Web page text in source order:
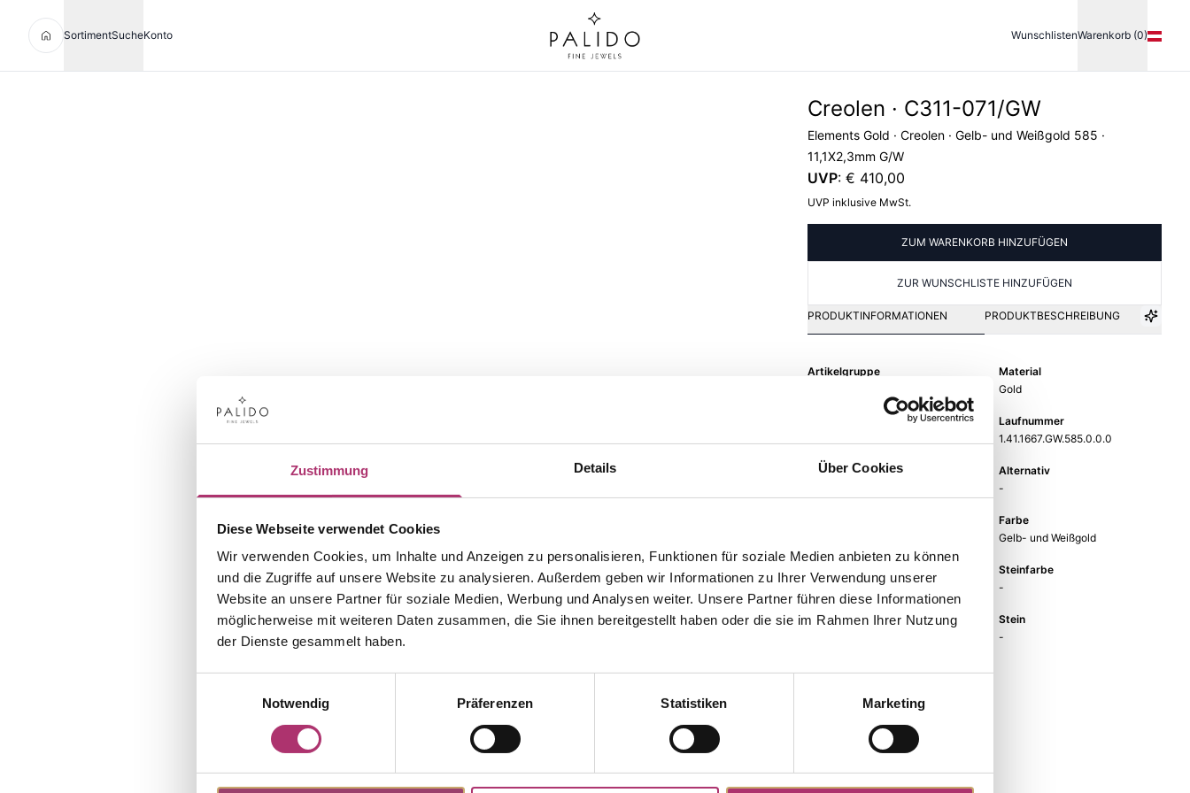
Zustimmung Details Über Cookies
Diese Webseite verwendet Cookies
Wir verwenden Cookies, um Inhalte und Anzeigen zu personalisieren, Funktionen für soziale Medien anbieten zu können
und die Zugriffe auf unsere Website zu analysieren. Außerdem geben wir Informationen zu Ihrer Verwendung unserer
Website an unsere Partner für soziale Medien, Werbung und Analysen weiter. Unsere Partner führen diese Informationen
möglicherweise mit weiteren Daten zusammen, die Sie ihnen bereitgestellt haben oder die sie im Rahmen Ihrer Nutzung
der Dienste gesammelt haben.
Notwendig
Präferenzen Statistiken Marketing
SortimentSucheKonto WunschlistenWarenkorb (0)
Creolen · C311-071/GW
Elements Gold · Creolen · Gelb- und Weißgold 585 ·
11,1X2,3mm G/W
UVP: € 410,00
UVP inklusive MwSt.
ZUM WARENKORB HINZUFÜGEN
ZUR WUNSCHLISTE HINZUFÜGEN
PRODUKTINFORMATIONEN PRODUKTBESCHREIBUNG
Artikelgruppe
Material
Gold
Laufnummer
1.41.1667.GW.585.0.0.0
EAN
Alternativ
-
Farbe
Gelb- und Weißgold
Größe
Steinfarbe
-
Steinart
Stein
-
Weitere Stücke aus dieser Kollektion entdecken.